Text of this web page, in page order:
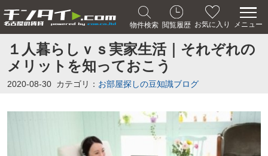
物件検索 閲覧履歴 お気に入り メニュー
１人暮らしｖｓ実家生活｜それぞれの
メリットを知っておこう
2020-08-30 カテゴリ： お部屋探しの豆知識ブログ